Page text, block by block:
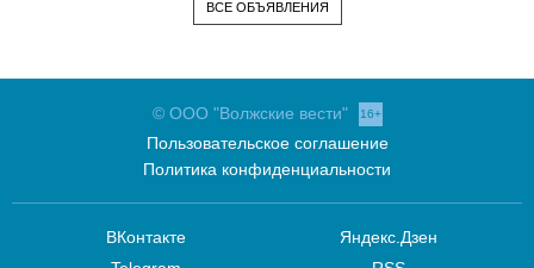
ВСЕ ОБЪЯВЛЕНИЯ
© ООО "Волжские вести" 16+
Пользовательское соглашение
Политика конфиденциальности
ВКонтакте
Яндекс.Дзен